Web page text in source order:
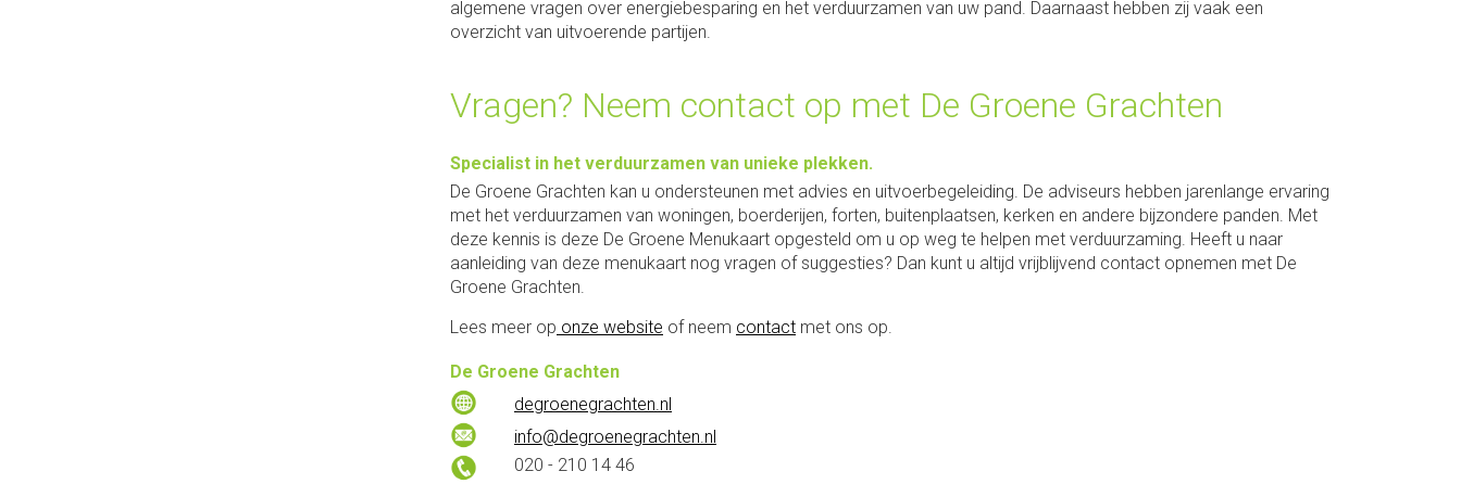
algemene vragen over energiebesparing en het verduurzamen van uw pand. Daarnaast hebben zij vaak een
overzicht van uitvoerende partijen.
Vragen? Neem contact op met De Groene Grachten
Specialist in het verduurzamen van unieke plekken.
De Groene Grachten kan u ondersteunen met advies en uitvoerbegeleiding. De adviseurs hebben jarenlange ervaring
met het verduurzamen van woningen, boerderijen, forten, buitenplaatsen, kerken en andere bijzondere panden. Met
deze kennis is deze De Groene Menukaart opgesteld om u op weg te helpen met verduurzaming. Heeft u naar
aanleiding van deze menukaart nog vragen of suggesties? Dan kunt u altijd vrijblijvend contact opnemen met De
Groene Grachten.
Lees meer op onze website of neem contact met ons op.
De Groene Grachten
degroenegrachten.nl
info@degroenegrachten.nl
020 - 210 14 46